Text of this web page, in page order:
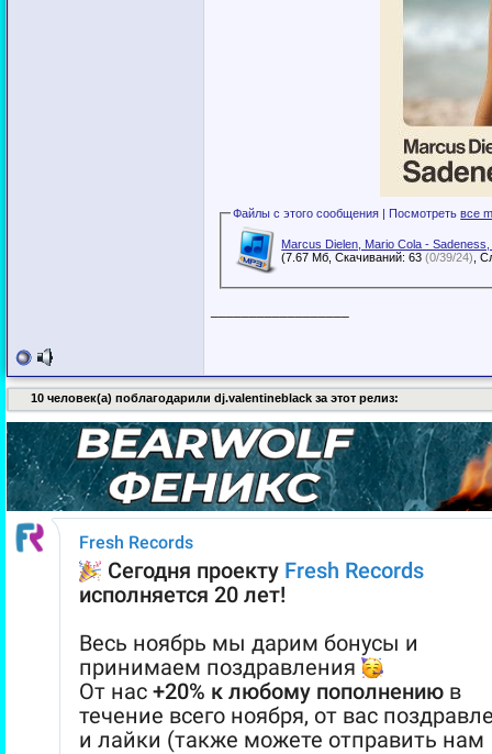
Файлы с этого сообщения | Посмотретьвсе
Marcus Dielen, Mario Cola -
(7.67 Мб, Скачиваний: 63(0/39/24)
10 человек(а) поблагодарили dj.valentineblack за этот релиз: